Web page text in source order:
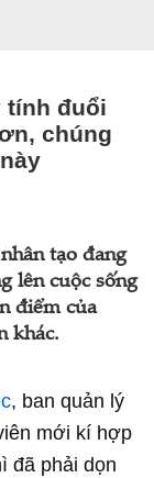
tính đuổi
chúng
tạo đang
lên cuộc sống
điểm của
khác.
, ban quản lý
mới kí hợp
đã phải dọn